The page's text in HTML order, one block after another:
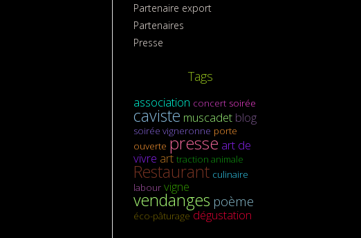
Partenaire export
Partenaires
Presse
Tags
association concert soirée
caviste muscadet blog
soirée vigneronne porte
ouverte presse art de
vivre art traction animale
Restaurant culinaire
labour vigne
vendanges poème
éco-pâturage dégustation